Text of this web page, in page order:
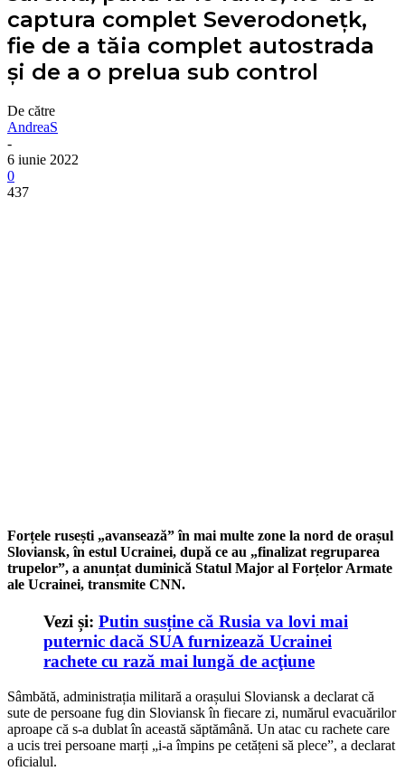
captura complet Severodonețk,
fie de a tăia complet autostrada
și de a o prelua sub control
De către
AndreaS
-
6 iunie 2022
0
437
Forțele rusești „avansează” în mai multe zone la nord de orașul
Sloviansk, în estul Ucrainei, după ce au „finalizat regruparea
trupelor”, a anunțat duminică Statul Major al Forțelor Armate
ale Ucrainei, transmite CNN.
Vezi și: Putin susține că Rusia va lovi mai
puternic dacă SUA furnizează Ucrainei
rachete cu rază mai lungă de acţiune
Sâmbătă, administrația militară a orașului Sloviansk a declarat că
sute de persoane fug din Sloviansk în fiecare zi, numărul evacuărilor
aproape că s-a dublat în această săptămână. Un atac cu rachete care
a ucis trei persoane marți „i-a împins pe cetățeni să plece”, a declarat
oficialul.